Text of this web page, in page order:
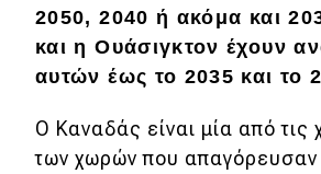
Νέα μοντέλα
Πρωτότυπα
Κόσμος
2050, 2040 ή ακόμα και
και η Ουάσιγκτον έχουν
αυτών έως το 2035 και το
Ο Καναδάς είναι μία από
των χωρών που απαγόρευσαν